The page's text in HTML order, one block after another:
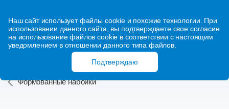
Наш сайт использует файлы cookie и похожие технологии. При
использовании данного сайта, вы подтверждаете свое согласие
на использование файлов cookie в соответствии с настоящим
уведомлением в отношении данного типа файлов.
Подтверждаю
Формованные набойки